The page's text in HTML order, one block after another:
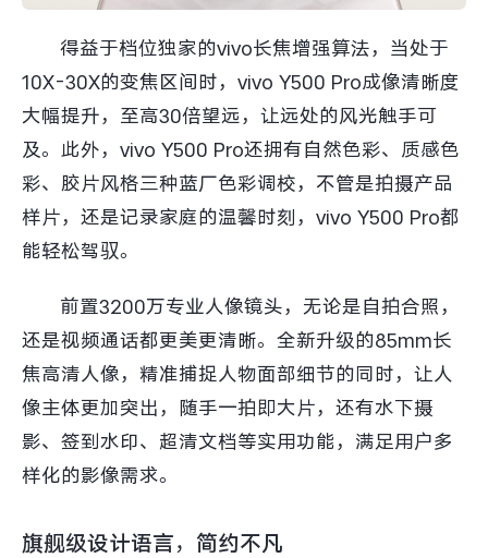
得益于档位独家的vivo长焦增强算法，当处于
10X-30X的变焦区间时，vivo Y500 Pro成像清晰度
大幅提升，至高30倍望远，让远处的风光触手可
及。此外，vivo Y500 Pro还拥有自然色彩、质感色
彩、胶片风格三种蓝厂色彩调校，不管是拍摄产品
样片，还是记录家庭的温馨时刻，vivo Y500 Pro都
能轻松驾驭。
前置3200万专业人像镜头，无论是自拍合照，
还是视频通话都更美更清晰。全新升级的85mm长
焦高清人像，精准捕捉人物面部细节的同时，让人
像主体更加突出，随手一拍即大片，还有水下摄
影、签到水印、超清文档等实用功能，满足用户多
样化的影像需求。
旗舰级设计语言，简约不凡